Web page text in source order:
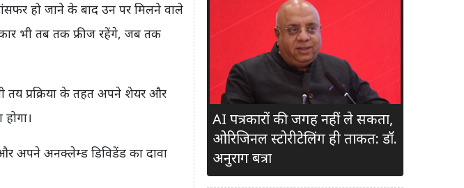
हो जाने के बाद उन पर मिलने वाले
भी तब तक फ्रीज रहेंगे, जब तक
तय प्रक्रिया के तहत अपने शेयर और
अपने अनक्लेम्ड डिविडेंड का दावा
AI पत्रकारों की जगह नहीं ले सकता,
ओरिजिनल स्टोरीटेलिंग ही ताकत: डॉ.
अनुराग बत्रा